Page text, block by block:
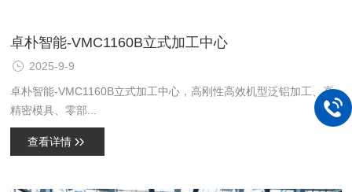
卓朴智能-VMC1160B立式加工中心
2025-9-9
卓朴智能-VMC1160B立式加工中心，高刚性高效机型泛铝加工、高
精密模具、零部...
查看详情